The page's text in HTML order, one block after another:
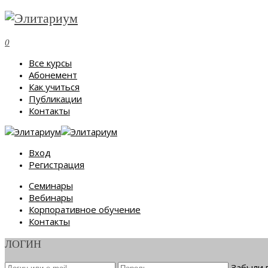
0
Все курсы
Абонемент
Как учиться
Публикации
Контакты
Вход
Регистрация
Семинары
Вебинары
Корпоративное обучение
Контакты
ЛОГИН